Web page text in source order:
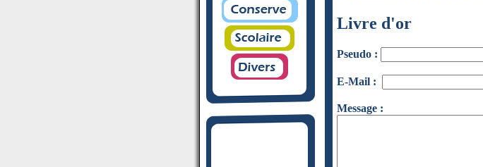
Livre d'or
Pseudo :
E-Mail :
Message :